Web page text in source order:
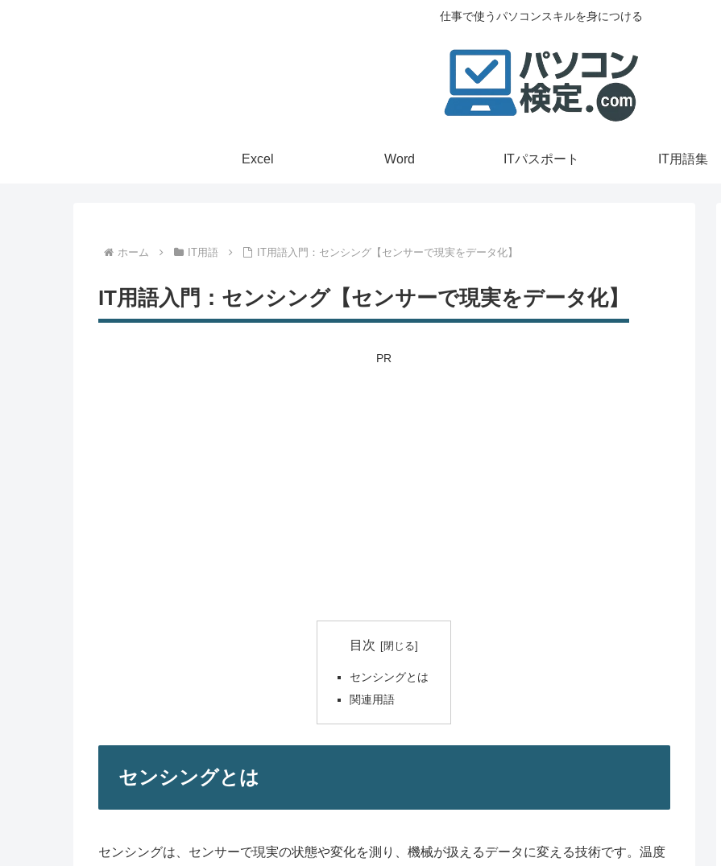
仕事で使うパソコンスキルを身につける
Excel Word ITパスポート IT用語集
ホーム IT用語 IT用語入門：センシング【センサーで現実をデータ化】
IT用語入門：センシング【センサーで現実をデータ化】
PR
目次
センシングとは
関連用語
センシングとは
センシングは、センサーで現実の状態や変化を測り、機械が扱えるデータに変える技術です。温度